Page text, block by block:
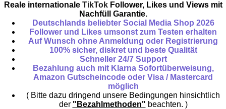
Reale internationale TikTokFollower, Likes und Views mit
Nachfüll Garantie.
Deutschlands beliebter Social Media Shop 2026
Follower und Likes umsonst zum Testen erhalten
Auf Wunsch ohne Anmeldung oder Registrierung
100% sicher, diskret und beste Qualität
Schneller 24/7 Support
Bezahlung auch mit Klarna Sofortüberweisung,
Amazon Gutscheincode oder Visa / Mastercard
möglich
( Bitte dazu dringend unsere Bedingungen hinsichtlich
der "Bezahlmethoden" beachten. )